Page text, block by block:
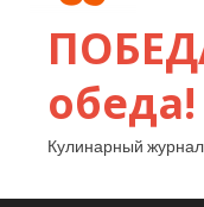
обеда!
Кулинарный